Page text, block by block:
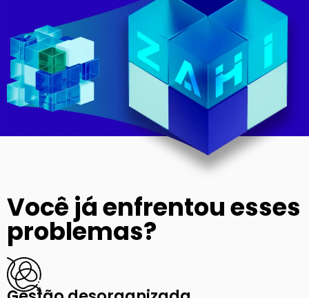
Você já enfrentou esses
problemas?